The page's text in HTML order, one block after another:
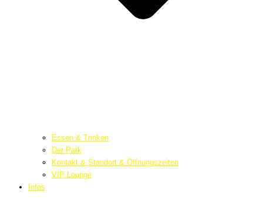
Essen & Trinken
Der Park
Kontakt & Standort & Öffnungszeiten
VIP Lounge
Infos